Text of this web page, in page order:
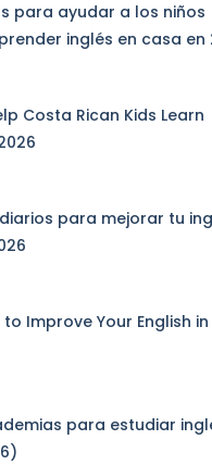
para ayudar a los niños
inglés en casa en
Costa Rican Kids Learn
para mejorar tu
Improve Your English in
para estudiar